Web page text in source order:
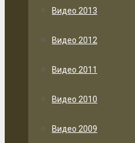
Видео 2013
Видео 2012
Видео 2011
Видео 2010
Видео 2009